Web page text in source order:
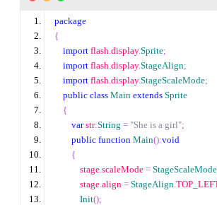
package
{
import flash.display.Sprite;
import flash.display.StageAlign;
import flash.display.StageScaleMode;
public class Main extends Sprite
{
var str:String = "She is a girl";
public function Main():void
{
            stage
.scaleMode = StageScaleMode
            stage
.align = StageAlign.
Init();